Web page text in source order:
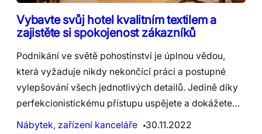
Vybavte svůj hotel kvalitním textilem a
zajistěte si spokojenost zákazníků
Podnikání ve světě pohostinství je úplnou vědou,
která vyžaduje nikdy nekončící práci a postupné
vylepšování všech jednotlivých detailů. Jedině díky
perfekcionistickému přístupu uspějete a dokážete…
Nábytek, zařízení kanceláře
30.11.2022